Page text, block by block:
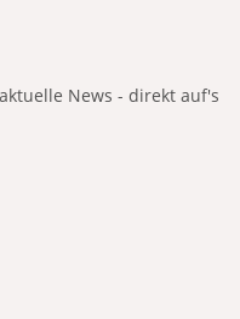
News - direkt auf's